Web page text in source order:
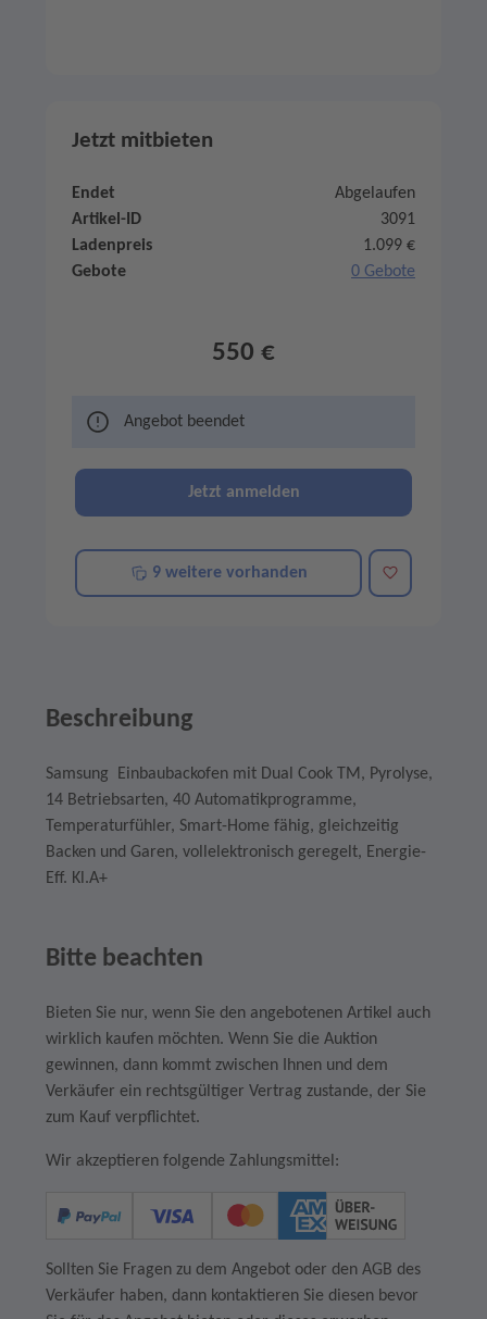
Jetzt mitbieten
Endet
Abgelaufen
Artikel-ID
3091
Ladenpreis
1.099 €
Gebote
0 Gebote
550 €
Angebot beendet
Jetzt anmelden
9 weitere vorhanden Merken
Beschreibung
Samsung Einbaubackofen mit Dual Cook TM, Pyrolyse,
14 Betriebsarten, 40 Automatikprogramme,
Temperaturfühler, Smart-Home fähig, gleichzeitig
Backen und Garen, vollelektronisch geregelt, Energie-
Eff. Kl.A+
Bitte beachten
Bieten Sie nur, wenn Sie den angebotenen Artikel auch
wirklich kaufen möchten. Wenn Sie die Auktion
gewinnen, dann kommt zwischen Ihnen und dem
Verkäufer ein rechtsgültiger Vertrag zustande, der Sie
zum Kauf verpflichtet.
Wir akzeptieren folgende Zahlungsmittel:
Sollten Sie Fragen zu dem Angebot oder den AGB des
Verkäufer haben, dann kontaktieren Sie diesen bevor